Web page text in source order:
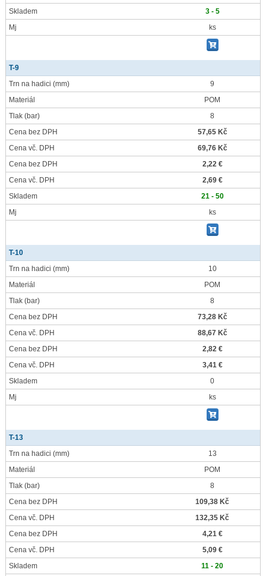
Skladem
3 - 5
Mj
ks
T-9
Trn na hadici (mm)
9
Materiál
POM
Tlak (bar)
8
Cena bez DPH
57,65 Kč
Cena vč. DPH
69,76 Kč
Cena bez DPH
2,22 €
Cena vč. DPH
2,69 €
Skladem
21 - 50
Mj
ks
T-10
Trn na hadici (mm)
10
Materiál
POM
Tlak (bar)
8
Cena bez DPH
73,28 Kč
Cena vč. DPH
88,67 Kč
Cena bez DPH
2,82 €
Cena vč. DPH
3,41 €
Skladem
0
Mj
ks
T-13
Trn na hadici (mm)
13
Materiál
POM
Tlak (bar)
8
Cena bez DPH
109,38 Kč
Cena vč. DPH
132,35 Kč
Cena bez DPH
4,21 €
Cena vč. DPH
5,09 €
Skladem
11 - 20